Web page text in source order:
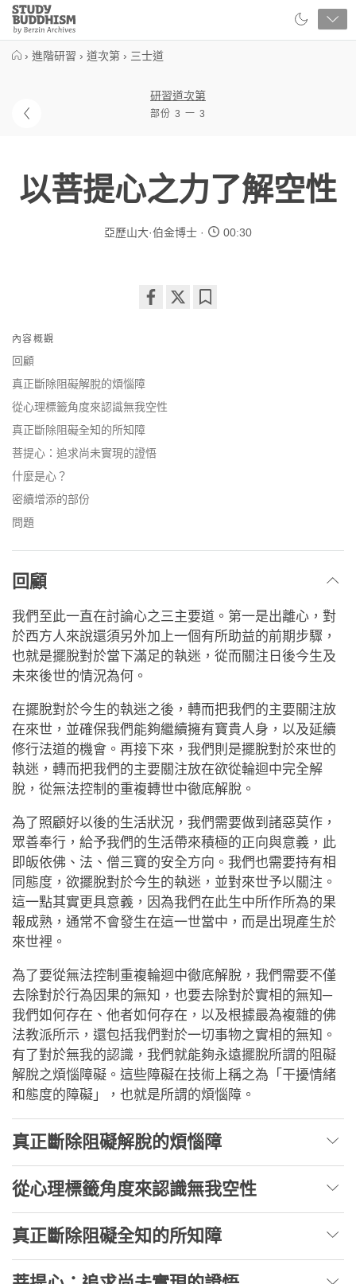
Close
Study
Buddhism
› 進階研習 › 道次第 › 三士道
研習道次第
部份 3 一 3
以菩提心之力了解空性
亞歷山大·伯金博士 00:30
內容概觀
回顧
真正斷除阻礙解脫的煩惱障
從心理標籤角度來認識無我空性
真正斷除阻礙全知的所知障
菩提心：追求尚未實現的證悟
什麼是心？
密續增添的部份
問題
回顧
我們至此一直在討論心之三主要道。第一是出離心，對
於西方人來說還須另外加上一個有所助益的前期步驟，
也就是擺脫對於當下滿足的執迷，從而關注日後今生及
未來後世的情況為何。
在擺脫對於今生的執迷之後，轉而把我們的主要關注放
在來世，並確保我們能夠繼續擁有寶貴人身，以及延續
修行法道的機會。再接下來，我們則是擺脫對於來世的
執迷，轉而把我們的主要關注放在欲從輪迴中完全解
脫，從無法控制的重複轉世中徹底解脫。
為了照顧好以後的生活狀況，我們需要做到諸惡莫作，
眾善奉行，給予我們的生活帶來積極的正向與意義，此
即皈依佛、法、僧三寶的安全方向。我們也需要持有相
同態度，欲擺脫對於今生的執迷，並對來世予以關注。
這一點其實更具意義，因為我們在此生中所作所為的果
報成熟，通常不會發生在這一世當中，而是出現產生於
來世裡。
為了要從無法控制重複輪迴中徹底解脫，我們需要不僅
去除對於行為因果的無知，也要去除對於實相的無知─
我們如何存在、他者如何存在，以及根據最為複雜的佛
法教派所示，還包括我們對於一切事物之實相的無知。
有了對於無我的認識，我們就能夠永遠擺脫所謂的阻礙
解脫之煩惱障礙。這些障礙在技術上稱之為「干擾情緒
和態度的障礙」，也就是所謂的煩惱障。
真正斷除阻礙解脫的煩惱障
從心理標籤角度來認識無我空性
真正斷除阻礙全知的所知障